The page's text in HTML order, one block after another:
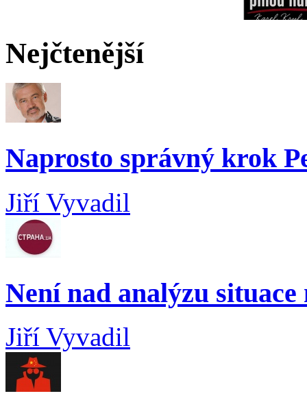
Nejčtenější
Naprosto správný krok
Jiří Vyvadil
Není nad analýzu
Jiří Vyvadil